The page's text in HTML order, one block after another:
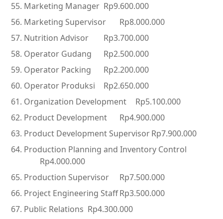
Marketing Manager Rp9.600.000
Marketing Supervisor
Rp8.000.000
Nutrition Advisor
Rp3.700.000
Operator Gudang
Rp2.500.000
Operator Packing
Rp2.200.000
Operator Produksi
Rp2.650.000
Organization Development
Rp5.100.000
Product Development
Rp4.900.000
Product Development SupervisorRp7.900.000
Production Planning and Inventory Control
Rp4.000.000
Production Supervisor
Rp7.500.000
Project Engineering StaffRp3.500.000
Public Relations Rp4.300.000